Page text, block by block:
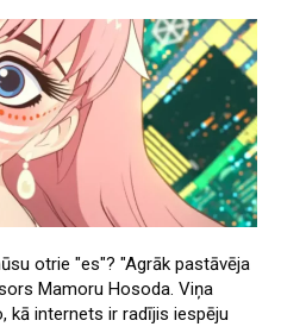
otrie "es"? "Agrāk pastāvēja
Mamoru Hosoda. Viņa
kā internets ir radījis iespēju